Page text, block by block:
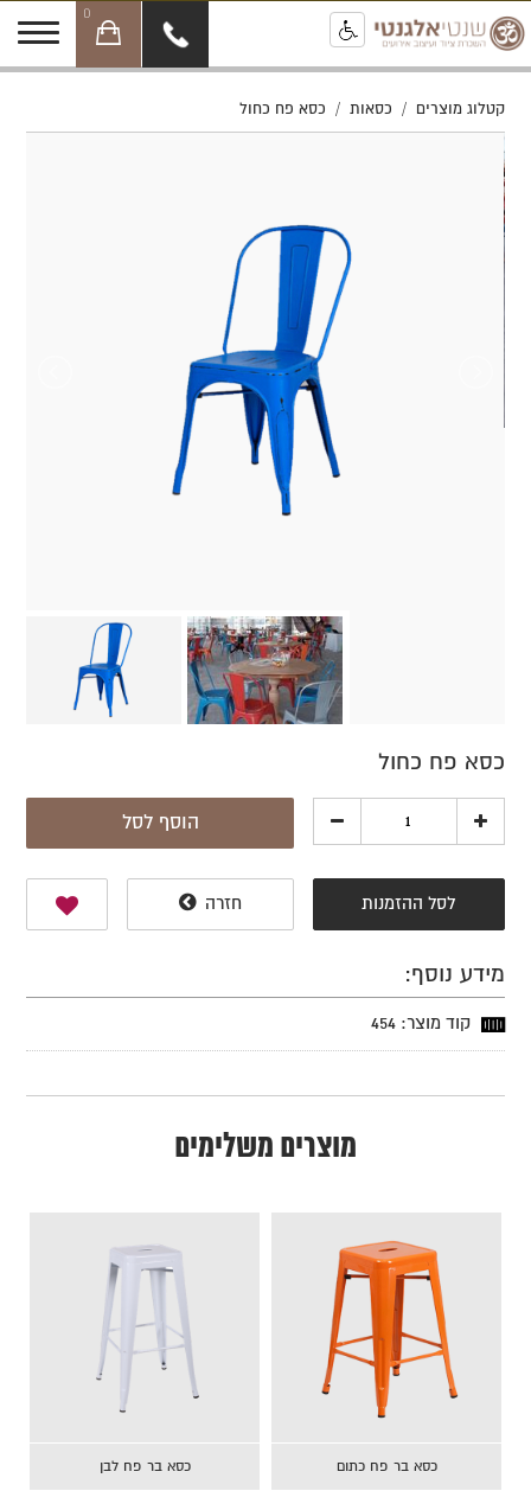
0
קטלוג מוצרים / כסאות / כסא פח כחול
כסא פח כחול
הוסף לסל
לסל ההזמנות חזרה
מידע נוסף:
קוד מוצר: 454
מוצרים משלימים
כסא בר פח כתום כסא בר פח כחול